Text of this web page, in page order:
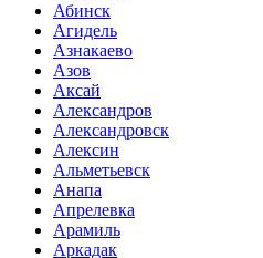
Абинск
Агидель
Азнакаево
Азов
Аксай
Александров
Александровск
Алексин
Альметьевск
Анапа
Апрелевка
Арамиль
Аркадак